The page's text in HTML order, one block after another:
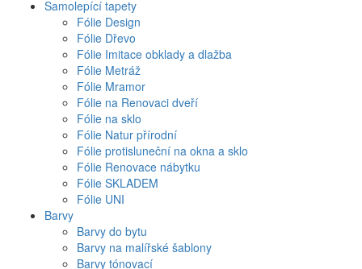
Samolepící tapety
Fólie Design
Fólie Dřevo
Fólie Imitace obklady a dlažba
Fólie Metráž
Fólie Mramor
Fólie na Renovaci dveří
Fólie na sklo
Fólie Natur přírodní
Fólie protisluneční na okna a sklo
Fólie Renovace nábytku
Fólie SKLADEM
Fólie UNI
Barvy
Barvy do bytu
Barvy na malířské šablony
Barvy tónovací